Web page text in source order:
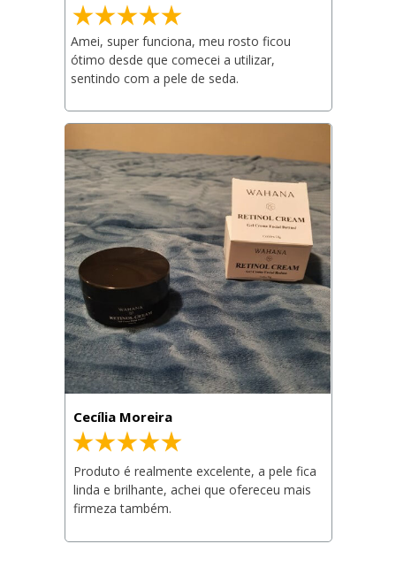
Amei, super funciona, meu rosto ficou
ótimo desde que comecei a utilizar,
sentindo com a pele de seda.
Produto é realmente excelente, a pele fica
linda e brilhante, achei que ofereceu mais
firmeza também.
Cecília Moreira